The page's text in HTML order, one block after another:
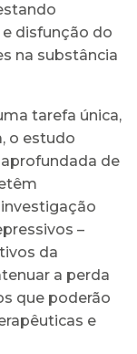
disfunção do
na substância
tarefa única,
o estudo
de
–
da
a perda
que poderão
e